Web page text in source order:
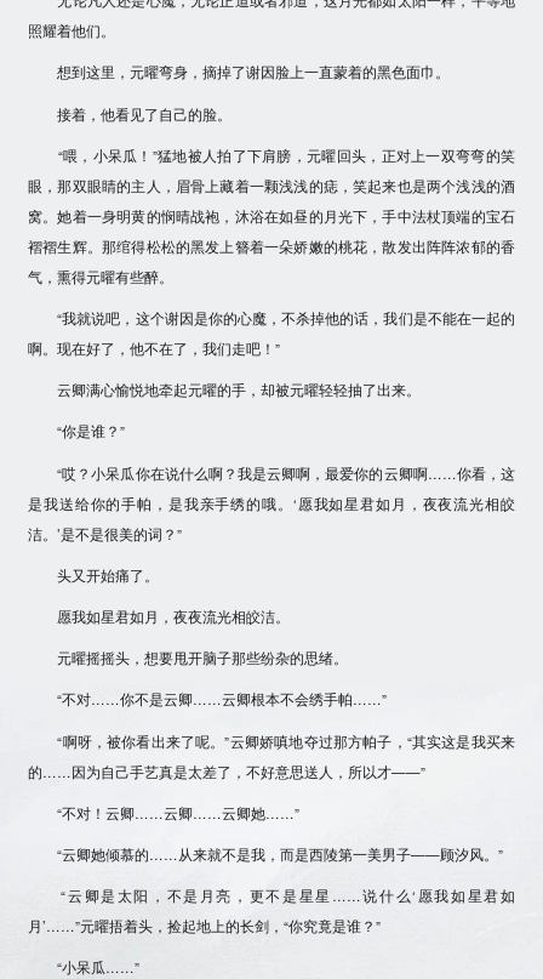
照耀着他们。
想到这里，元曜弯身，摘掉了谢因脸上一直蒙着的黑色面巾。
接着，他看见了自己的脸。
“喂，小呆瓜！”猛地被人拍了下肩膀，元曜回头，正对上一双弯弯的笑
眼，那双眼睛的主人，眉骨上藏着一颗浅浅的痣，笑起来也是两个浅浅的酒
窝。她着一身明黄的悯晴战袍，沐浴在如昼的月光下，手中法杖顶端的宝石
褶褶生辉。那绾得松松的黑发上簪着一朵娇嫩的桃花，散发出阵阵浓郁的香
气，熏得元曜有些醉。
“我就说吧，这个谢因是你的心魔，不杀掉他的话，我们是不能在一起的
啊。现在好了，他不在了，我们走吧！”
云卿满心愉悦地牵起元曜的手，却被元曜轻轻抽了出来。
“你是谁？”
“哎？小呆瓜你在说什么啊？我是云卿啊，最爱你的云卿啊……你看，这
是我送给你的手帕，是我亲手绣的哦。‘愿我如星君如月，夜夜流光相皎
洁。’是不是很美的词？”
头又开始痛了。
愿我如星君如月，夜夜流光相皎洁。
元曜摇摇头，想要甩开脑子那些纷杂的思绪。
“不对……你不是云卿……云卿根本不会绣手帕……”
“啊呀，被你看出来了呢。”云卿娇嗔地夺过那方帕子，“其实这是我买来
的……因为自己手艺真是太差了，不好意思送人，所以才——”
“不对！云卿……云卿……云卿她……”
“云卿她倾慕的……从来就不是我，而是西陵第一美男子——顾汐风。”
“云卿是太阳，不是月亮，更不是星星……说什么‘愿我如星君如
月’……”元曜捂着头，捡起地上的长剑，“你究竟是谁？”
“小呆瓜……”